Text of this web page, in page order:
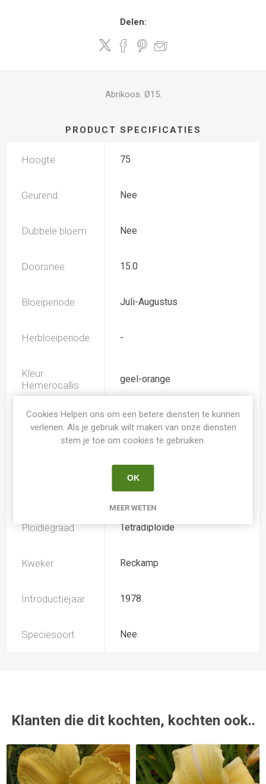
Delen:
Abrikoos. Ø15.
PRODUCT SPECIFICATIES
Hoogte 75
Geurend Nee
Dubbele bloem Nee
Doorsnee 15.0
Bloeiperiode Juli-Augustus
Herbloeiperiode -
Kleur
Hemerocallis
geel-orange
Spider Nee
Hemerocallis
Ploïdiegraad Tetradiploide
Kweker Reckamp
Introductiejaar 1978
Speciesoort Nee
Klanten die dit kochten, kochten ook..
Cookies Helpen ons om een betere diensten te kunnen
verlenen. Als je gebruik wilt maken van onze diensten
stem je toe om cookies te gebruiken.
OK
MEER WETEN